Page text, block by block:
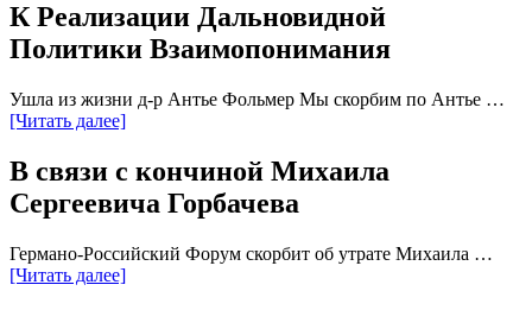
К Реализации Дальновидной
Политики Взаимопонимания
Ушла из жизни д-р Антье Фольмер Мы скорбим по Антье …
[Читать далее]
В связи с кончиной Михаила
Сергеевича Горбачева
Германо-Российский Форум скорбит об утрате Михаила …
[Читать далее]